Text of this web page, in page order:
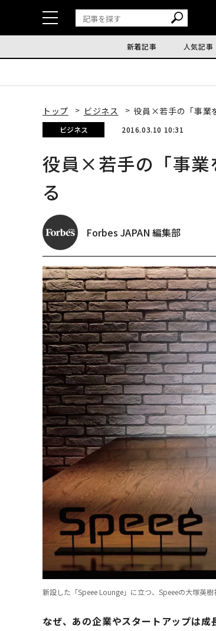
新着記事 人気記事
トップ ビジネス 役員×若手の「事業
ビジネス 2016.03.10 10:31
役員×若手の「事業
る
Forbes JAPAN 編集部
新設した「Speee Lounge」に立つ、Speeeの大塚英
なぜ、あの企業やスタートアップは